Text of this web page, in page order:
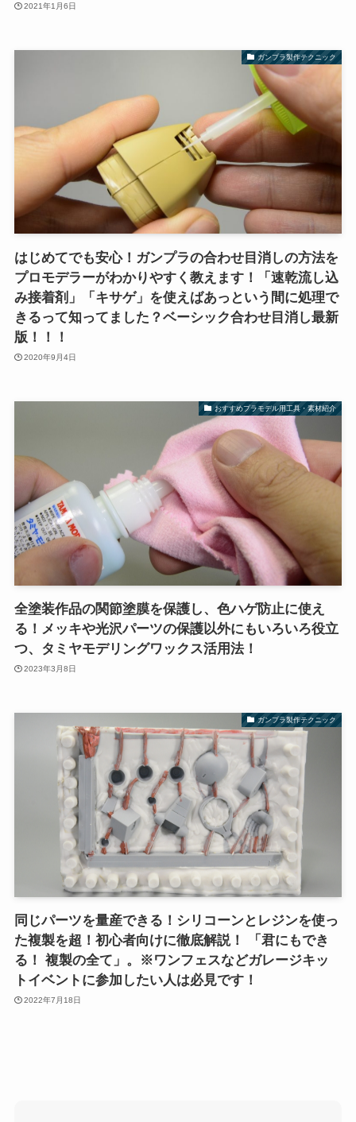
2021年1月6日
ガンプラ製作テクニック
はじめてでも安心！ガンプラの合わせ目消しの方法を
プロモデラーがわかりやすく教えます！「速乾流し込
み接着剤」「キサゲ」を使えばあっという間に処理で
きるって知ってました？ベーシック合わせ目消し最新
版！！！
2020年9月4日
おすすめプラモデル用工具・素材紹介
全塗装作品の関節塗膜を保護し、色ハゲ防止に使え
る！メッキや光沢パーツの保護以外にもいろいろ役立
つ、タミヤモデリングワックス活用法！
2023年3月8日
ガンプラ製作テクニック
同じパーツを量産できる！シリコーンとレジンを使っ
た複製を超！初心者向けに徹底解説！ 「君にもでき
る！ 複製の全て」。※ワンフェスなどガレージキッ
トイベントに参加したい人は必見です！
2022年7月18日